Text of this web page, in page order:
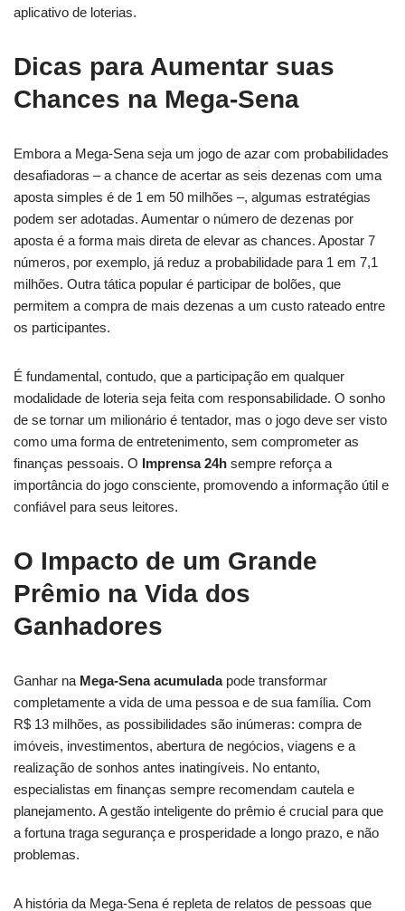
aplicativo de loterias.
Dicas para Aumentar suas
Chances na Mega-Sena
Embora a Mega-Sena seja um jogo de azar com probabilidades
desafiadoras – a chance de acertar as seis dezenas com uma
aposta simples é de 1 em 50 milhões –, algumas estratégias
podem ser adotadas. Aumentar o número de dezenas por
aposta é a forma mais direta de elevar as chances. Apostar 7
números, por exemplo, já reduz a probabilidade para 1 em 7,1
milhões. Outra tática popular é participar de bolões, que
permitem a compra de mais dezenas a um custo rateado entre
os participantes.
É fundamental, contudo, que a participação em qualquer
modalidade de loteria seja feita com responsabilidade. O sonho
de se tornar um milionário é tentador, mas o jogo deve ser visto
como uma forma de entretenimento, sem comprometer as
finanças pessoais. O Imprensa 24h sempre reforça a
importância do jogo consciente, promovendo a informação útil e
confiável para seus leitores.
O Impacto de um Grande
Prêmio na Vida dos
Ganhadores
Ganhar na Mega-Sena acumuladapode transformar
completamente a vida de uma pessoa e de sua família. Com
R$ 13 milhões, as possibilidades são inúmeras: compra de
imóveis, investimentos, abertura de negócios, viagens e a
realização de sonhos antes inatingíveis. No entanto,
especialistas em finanças sempre recomendam cautela e
planejamento. A gestão inteligente do prêmio é crucial para que
a fortuna traga segurança e prosperidade a longo prazo, e não
problemas.
A história da Mega-Sena é repleta de relatos de pessoas que